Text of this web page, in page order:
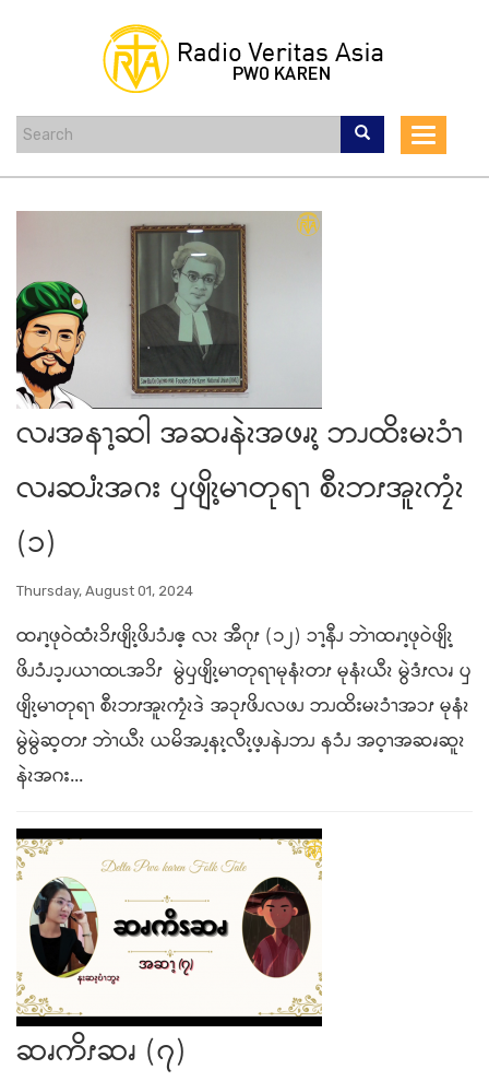
content
Toggle
လၧအနၫ့ဆါ အဆၧနဲၩအဖၧၩ့ ဘၪထိးမၩၥံၫ
လၧဆၨၩအဂး ၦဖျိၩ့မၫတုရၫ စီၩဘၭအူၩကၠံၩ
(၁)
Thursday, August 01, 2024
ထၧၫ့ဖုဝဲထံၩၥိၭဖျိၩ့ဖိၪၥံၪဧ့ လၩ အီဂုၭ (၁၂) ၥၫ့နီၪ ဘဲၫထၧၫ့ဖုဝဲဖျိၩ့
ဖိၪၥံၪၥ့ၪယၫထၬအၥိၭ မွဲၦဖျိၩ့မၫတုရၫမုနံၩတၭ မုနံၩယီၩ မွဲဒံၭလၧ ၦ
ဖျိၩ့မၫတုရၫ စီၩဘၭအူၩကၠံၩဒဲ အၥုၭဖိၪလဖၪ ဘၪထိးမၩၥံၫအၥၭ မုနံၩ
မွဲမွဲဆ့တၭ ဘဲၫယီၩ ယမိအၪ့နၩ့လီၩ့ဖ့ၪနဲၪဘၪ နၥံၪ အဝ့ၫအဆၧဆူၩ
နဲၩအဂး...
ဆၧကိၭဆၧ (၇)